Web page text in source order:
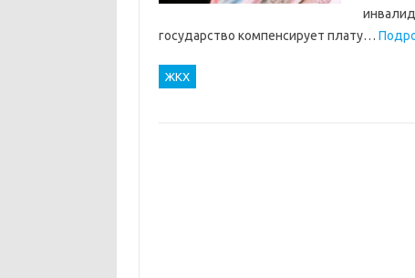
государство компенсирует плату…
ЖКХ